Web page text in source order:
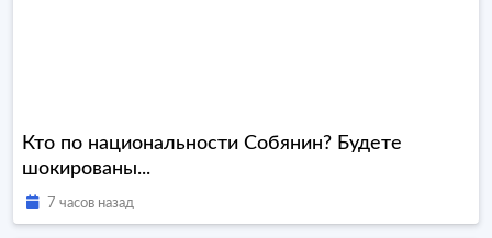
Кто по национальности Собянин? Будете
шокированы...
7 часов назад